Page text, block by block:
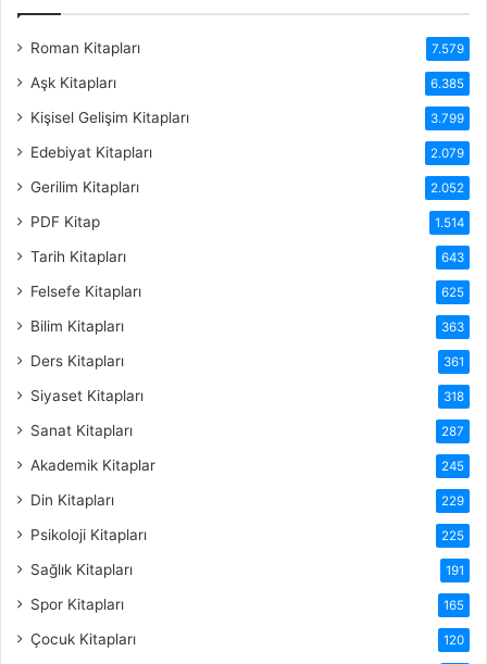
Roman Kitapları 7.579
Aşk Kitapları 6.385
Kişisel Gelişim Kitapları 3.799
Edebiyat Kitapları 2.079
Gerilim Kitapları 2.052
PDF Kitap 1.514
Tarih Kitapları 643
Felsefe Kitapları 625
Bilim Kitapları 363
Ders Kitapları 361
Siyaset Kitapları 318
Sanat Kitapları 287
Akademik Kitaplar 245
Din Kitapları 229
Psikoloji Kitapları 225
Sağlık Kitapları 191
Spor Kitapları 165
Çocuk Kitapları 120